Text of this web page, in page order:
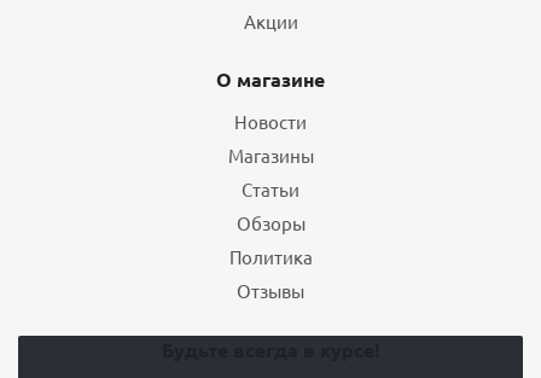
Акции
О магазине
Новости
Магазины
Статьи
Обзоры
Политика
Отзывы